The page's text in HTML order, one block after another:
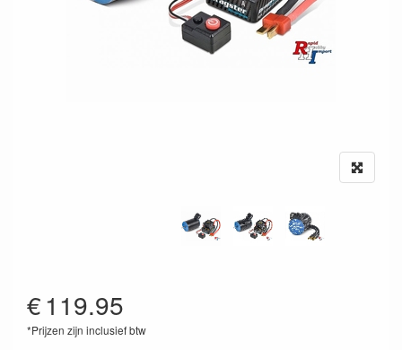
€119.95
*Prijzen zijn inclusief btw